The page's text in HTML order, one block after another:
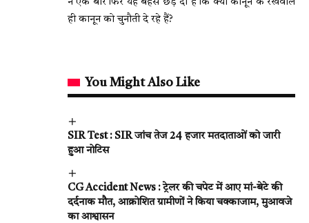
ने एक बार फिर यह बहस छेड़ दी है कि क्या कानून के रखवाले
ही कानून को चुनौती दे रहे हैं?
You Might Also Like
SIR Test : SIR जांच तेज 24 हजार मतदाताओं को जारी
हुआ नोटिस
CG Accident News : ट्रेलर की चपेट में आए मां-बेटे की
दर्दनाक मौत, आक्रोशित ग्रामीणों ने किया चक्काजाम, मुआवजे
का आश्वासन